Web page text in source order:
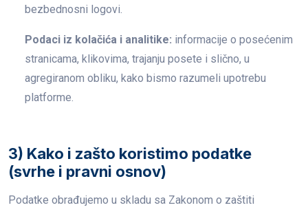
bezbednosni logovi.
Podaci iz kolačića i analitike: informacije o posećenim
stranicama, klikovima, trajanju posete i slično, u
agregiranom obliku, kako bismo razumeli upotrebu
platforme.
3) Kako i zašto koristimo podatke
(svrhe i pravni osnov)
Podatke obrađujemo u skladu sa Zakonom o zaštiti